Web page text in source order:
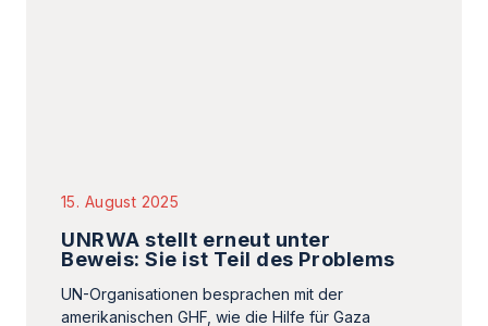
15. August 2025
UNRWA stellt erneut unter
Beweis: Sie ist Teil des Problems
UN-Organisationen besprachen mit der
amerikanischen GHF, wie die Hilfe für Gaza